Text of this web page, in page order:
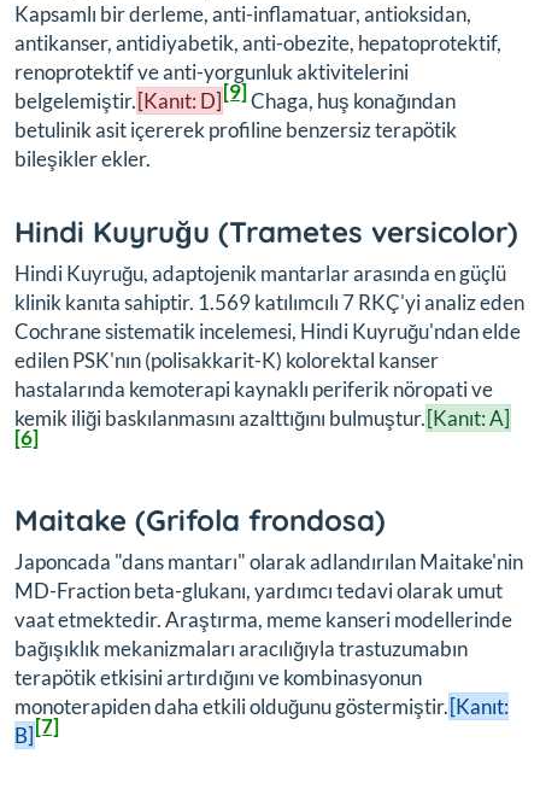
Kapsamlı bir derleme, anti-inflamatuar, antioksidan,
antikanser, antidiyabetik, anti-obezite, hepatoprotektif,
renoprotektif ve anti-yorgunluk aktivitelerini
belgelemiştir.[Kanıt: D][9]Chaga, huş konağından
betulinik asit içererek profiline benzersiz terapötik
bileşikler ekler.
Hindi Kuyruğu (Trametes versicolor)
Hindi Kuyruğu, adaptojenik mantarlar arasında en güçlü
klinik kanıta sahiptir. 1.569 katılımcılı 7 RKÇ'yi analiz eden
Cochrane sistematik incelemesi, Hindi Kuyruğu'ndan elde
edilen PSK'nın (polisakkarit-K) kolorektal kanser
hastalarında kemoterapi kaynaklı periferik nöropati ve
kemik iliği baskılanmasını azalttığını bulmuştur.[Kanıt: A]
[6]
Maitake (Grifola frondosa)
Japoncada "dans mantarı" olarak adlandırılan Maitake'nin
MD-Fraction beta-glukanı, yardımcı tedavi olarak umut
vaat etmektedir. Araştırma, meme kanseri modellerinde
bağışıklık mekanizmaları aracılığıyla trastuzumabın
terapötik etkisini artırdığını ve kombinasyonun
monoterapiden daha etkili olduğunu göstermiştir.[Kanıt:
B][7]